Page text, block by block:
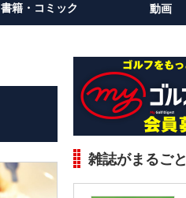
書籍・コミック 動画
雑誌がまるご